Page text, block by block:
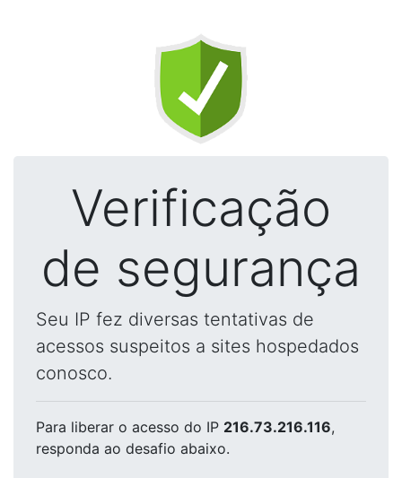
Verificação
de segurança
Seu IP fez diversas tentativas de
acessos suspeitos a sites hospedados
conosco.
Para liberar o acesso do IP 216.73.216.116,
responda ao desafio abaixo.